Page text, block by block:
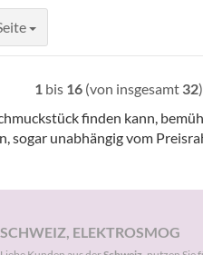
1 bis 16 (von insgesamt 32)
finden kann,
sogar unabhängig vom
SCHWEIZ, ELEKTROSMOG